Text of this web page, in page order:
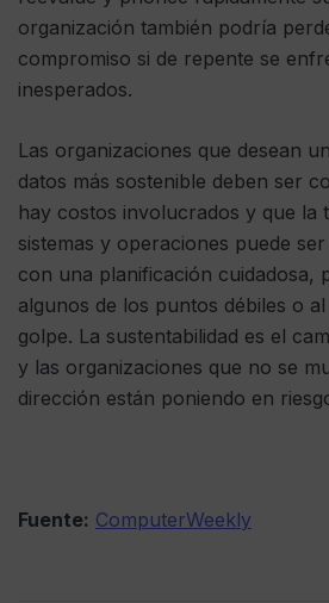
organización también podría
compromiso si de repente se
inesperados.
Las organizaciones que desean
datos más sostenible deben ser
hay costos involucrados y que la
sistemas y operaciones puede
con una planificación cuidadosa,
algunos de los puntos débiles o
golpe. La sustentabilidad es el
y las organizaciones que no se
dirección están poniendo en
Fuente: ComputerWeekly